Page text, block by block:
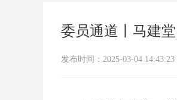
委员通道丨马建
发布时间：2025-03-04 14:43:23